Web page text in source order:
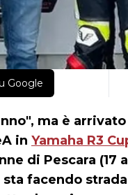
Google
ma è
in Yamaha R3
di Pescara
facendo